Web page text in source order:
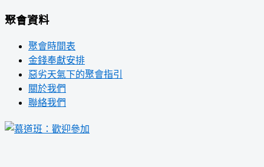
聚會資料
聚會時間表
金錢奉獻安排
惡劣天氣下的聚會指引
關於我們
聯絡我們